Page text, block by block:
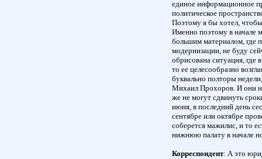
единое информационное
политическое
Поэтому я бы хотел,
Именно поэтому в начале
большим материалом, где
модернизации, не буду
обрисована ситуация, где
то ее целесообразно
буквально полторы
Михаил Прохоров. И они
же не могут сдвинуть
июня, в последний день
сентябре или октябре
соберется мажилис, и то
нижнюю палату в начале
Корреспондент: А это